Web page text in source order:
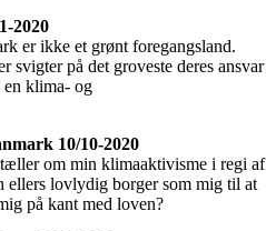
2020
er ikke et grønt foregangsland.
svigter på det groveste deres ansvar
klima- og
10/10-2020
om min klimaaktivisme i regi af
lovlydig borger som mig til at
på kant med loven?